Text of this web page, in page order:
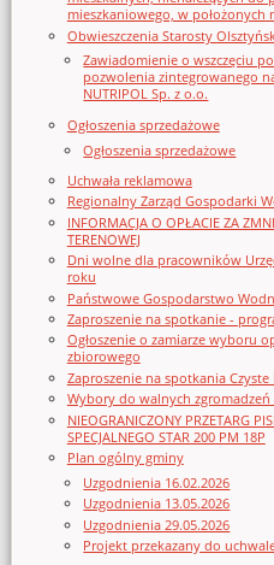
mieszkaniowego, w położonych
Obwieszczenia Starosty
Zawiadomienie o wszczęciu
pozwolenia zintegrowanego
NUTRIPOL Sp. z o.o.
Ogłoszenia sprzedażowe
Ogłoszenia sprzedażowe
Uchwała reklamowa
Regionalny Zarząd Gospodarki
INFORMACJA O OPŁACIE ZA
TERENOWEJ
Dni wolne dla pracowników
roku
Państwowe Gospodarstwo
Zaproszenie na spotkanie -
Ogłoszenie o zamiarze wyboru
zbiorowego
Zaproszenie na spotkania
Wybory do walnych zgromadzeń
NIEOGRANICZONY PRZETARG
SPECJALNEGO STAR 200 PM 18P
Plan ogólny gminy
Uzgodnienia 16.02.2026
Uzgodnienia 13.05.2026
Uzgodnienia 29.05.2026
Projekt przekazany do